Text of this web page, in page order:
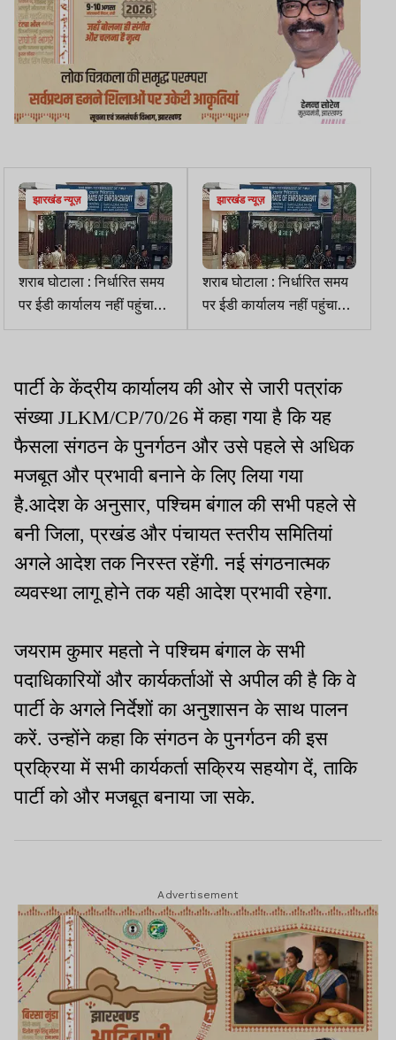
झारखंड न्यूज़
शराब घोटाला : निर्धारित समय
पर ईडी कार्यालय नहीं पहुंचा
रोहित उरांव
झारखंड न्यूज़
शराब घोटाला : निर्धारित समय
पर ईडी कार्यालय नहीं पहुंचा
रोहित उरांव
पार्टी के केंद्रीय कार्यालय की ओर से जारी पत्रांक
संख्या JLKM/CP/70/26 में कहा गया है कि यह
फैसला संगठन के पुनर्गठन और उसे पहले से अधिक
मजबूत और प्रभावी बनाने के लिए लिया गया
है.आदेश के अनुसार, पश्चिम बंगाल की सभी पहले से
बनी जिला, प्रखंड और पंचायत स्तरीय समितियां
अगले आदेश तक निरस्त रहेंगी. नई संगठनात्मक
व्यवस्था लागू होने तक यही आदेश प्रभावी रहेगा.
जयराम कुमार महतो ने पश्चिम बंगाल के सभी
पदाधिकारियों और कार्यकर्ताओं से अपील की है कि वे
पार्टी के अगले निर्देशों का अनुशासन के साथ पालन
करें. उन्होंने कहा कि संगठन के पुनर्गठन की इस
प्रक्रिया में सभी कार्यकर्ता सक्रिय सहयोग दें, ताकि
पार्टी को और मजबूत बनाया जा सके.
Advertisement